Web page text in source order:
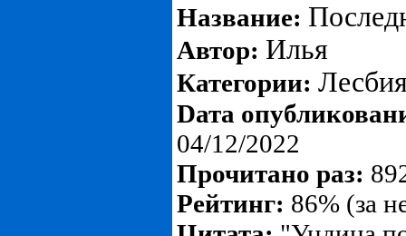
Название:
Автор: Илья
Категории:
Dата
04/12/2022
Прочитано раз:
Рейтинг: 86% (за